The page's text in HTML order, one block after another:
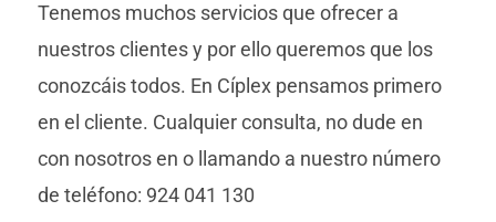
Tenemos muchos servicios que ofrecer a
nuestros clientes y por ello queremos que los
conozcáis todos. En Cíplex pensamos primero
en el cliente. Cualquier consulta, no dude en
con nosotros en o llamando a nuestro número
de teléfono: 924 041 130